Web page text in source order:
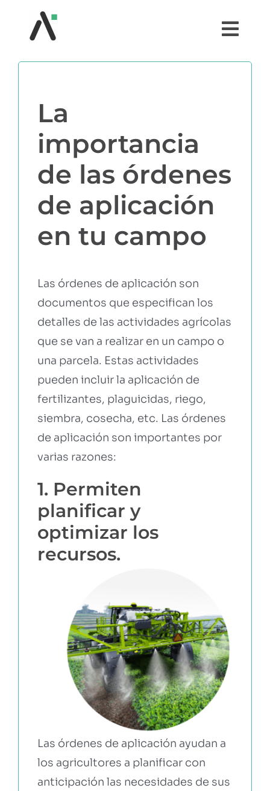
¿QUÉ ES AGRI?
MÓDULOS
TESTIMONIOS
PRECIOS
EBOOKS Y RECURSOS
PRUÉBALO GRATIS
La
importancia
de las órdenes
de aplicación
en tu campo
Las órdenes de aplicación son
documentos que especifican los
detalles de las actividades agrícolas
que se van a realizar en un campo o
una parcela. Estas actividades
pueden incluir la aplicación de
fertilizantes, plaguicidas, riego,
siembra, cosecha, etc. Las órdenes
de aplicación son importantes por
varias razones:
1. Permiten
planificar y
optimizar los
recursos.
Las órdenes de aplicación ayudan a
los agricultores a planificar con
anticipación las necesidades de sus